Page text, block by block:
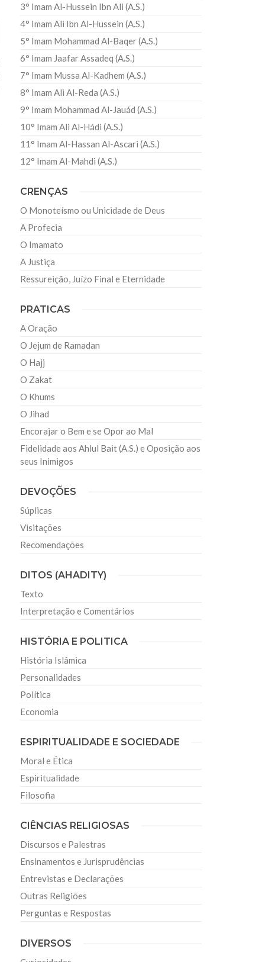
3° Imam Al-Hussein Ibn Ali (A.S.)
4° Imam Ali Ibn Al-Hussein (A.S.)
5° Imam Mohammad Al-Baqer (A.S.)
6° Imam Jaafar Assadeq (A.S.)
7° Imam Mussa Al-Kadhem (A.S.)
8° Imam Ali Al-Reda (A.S.)
9° Imam Mohammad Al-Jauád (A.S.)
10° Imam Ali Al-Hádi (A.S.)
11° Imam Al-Hassan Al-Ascari (A.S.)
12° Imam Al-Mahdi (A.S.)
CRENÇAS
O Monoteísmo ou Unicidade de Deus
A Profecia
O Imamato
A Justiça
Ressureição, Juízo Final e Eternidade
PRATICAS
A Oração
O Jejum de Ramadan
O Hajj
O Zakat
O Khums
O Jihad
Encorajar o Bem e se Opor ao Mal
Fidelidade aos Ahlul Bait (A.S.) e Oposição aos
seus Inimigos
DEVOÇÕES
Súplicas
Visitações
Recomendações
DITOS (AHADITY)
Texto
Interpretação e Comentários
HISTÓRIA E POLITICA
História Islâmica
Personalidades
Política
Economia
ESPIRITUALIDADE E SOCIEDADE
Moral e Ética
Espiritualidade
Filosofia
CIÊNCIAS RELIGIOSAS
Discursos e Palestras
Ensinamentos e Jurisprudências
Entrevistas e Declarações
Outras Religiões
Perguntas e Respostas
DIVERSOS